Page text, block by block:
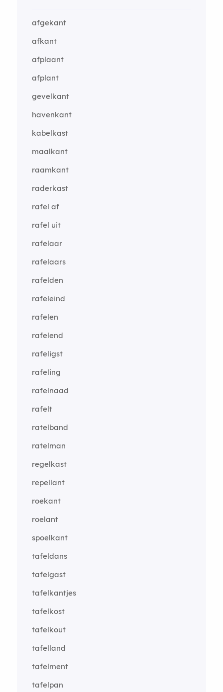
afgekant
afkant
afplaant
afplant
gevelkant
havenkant
kabelkast
maalkant
raamkant
raderkast
rafel af
rafel uit
rafelaar
rafelaars
rafelden
rafeleind
rafelen
rafelend
rafeligst
rafeling
rafelnaad
rafelt
ratelband
ratelman
regelkast
repellant
roekant
roelant
spoelkant
tafeldans
tafelgast
tafelkantjes
tafelkost
tafelkout
tafelland
tafelment
tafelpan